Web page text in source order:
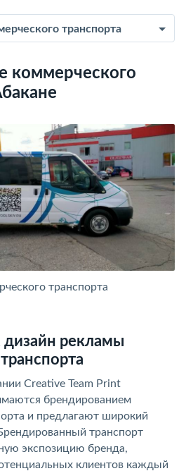
транспорта
коммерческого
транспорта
дизайн рекламы
Creative Team Print
брендированием
и предлагают широкий
транспорт
экспозицию бренда,
клиентов каждый